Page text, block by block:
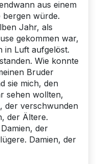
aus einem
würde.
Jahr, als
gekommen war,
in Luft aufgelöst.
Wie konnte
Bruder
sie mich, den
sehen wollten,
der verschwunden
der Ältere.
der
Damien, der